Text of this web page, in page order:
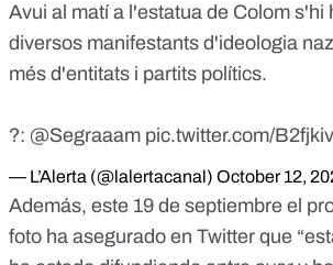
Avui al matí a l'estatua de Colom s'hi
diversos manifestants d'ideologia
més d'entitats i partits polítics.
?: @Segraaam pic.twitter.com/
— L’Alerta (@lalertacanal) October 12,
Además, este 19 de septiembre el
foto ha asegurado en Twitter que